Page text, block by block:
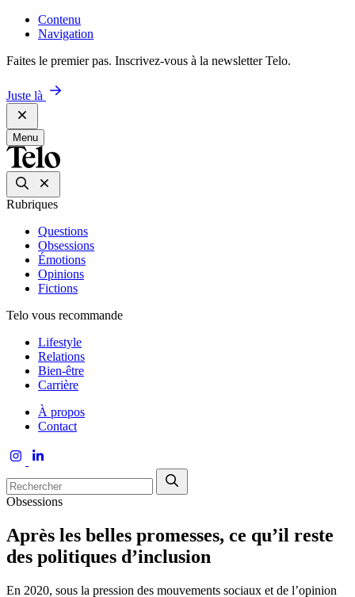
Contenu
Navigation
Faites le premier pas. Inscrivez-vous à la newsletter Telo.
Juste là
Menu
Rubriques
Questions
Obsessions
Émotions
Opinions
Fictions
Telo vous recommande
Lifestyle
Relations
Bien-être
Carrière
À propos
Contact
Obsessions
Après les belles promesses, ce qu’il reste
des politiques d’inclusion
En 2020, sous la pression des mouvements sociaux et de l’opinion